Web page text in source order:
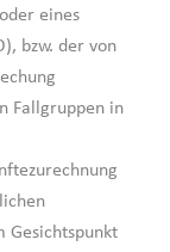
eines
bzw. der von
Fallgruppen in
Gesichtspunkt